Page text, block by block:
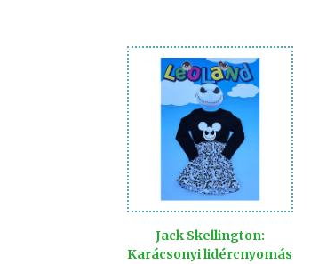
Jack Skellington:
Karácsonyi lidércnyomás